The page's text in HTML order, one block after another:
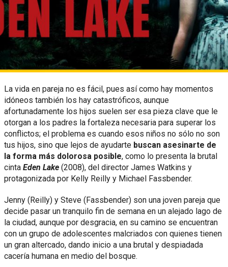
La vida en pareja no es fácil, pues así como hay momentos
idóneos también los hay catastróficos, aunque
afortunadamente los hijos suelen ser esa pieza clave que le
otorgan a los padres la fortaleza necesaria para superar los
conflictos; el problema es cuando esos niños no sólo no son
tus hijos, sino que lejos de ayudarte buscan asesinarte de
la forma más dolorosa posible, como lo presenta la brutal
cinta Eden Lake (2008), del director James Watkins y
protagonizada por Kelly Reilly y Michael Fassbender.
Jenny (Reilly) y Steve (Fassbender) son una joven pareja que
decide pasar un tranquilo fin de semana en un alejado lago de
la ciudad, aunque por desgracia, en su camino se encuentran
con un grupo de adolescentes malcriados con quienes tienen
un gran altercado, dando inicio a una brutal y despiadada
cacería humana en medio del bosque.